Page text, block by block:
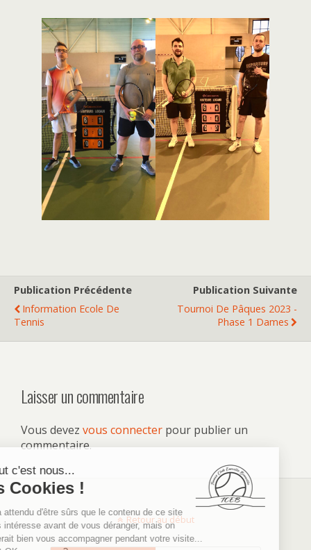
Publication Précédente
Information Ecole De
Tennis
Publication Suivante
Tournoi De Pâques 2023 -
Phase 1 Dames
Laisser un commentaire
Vous devez vous connecter pour publier un
commentaire.
Retour au début